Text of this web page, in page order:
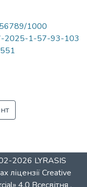
1000
2025-1-57-93-103
2026 LYRASIS
ліцензіїCreative